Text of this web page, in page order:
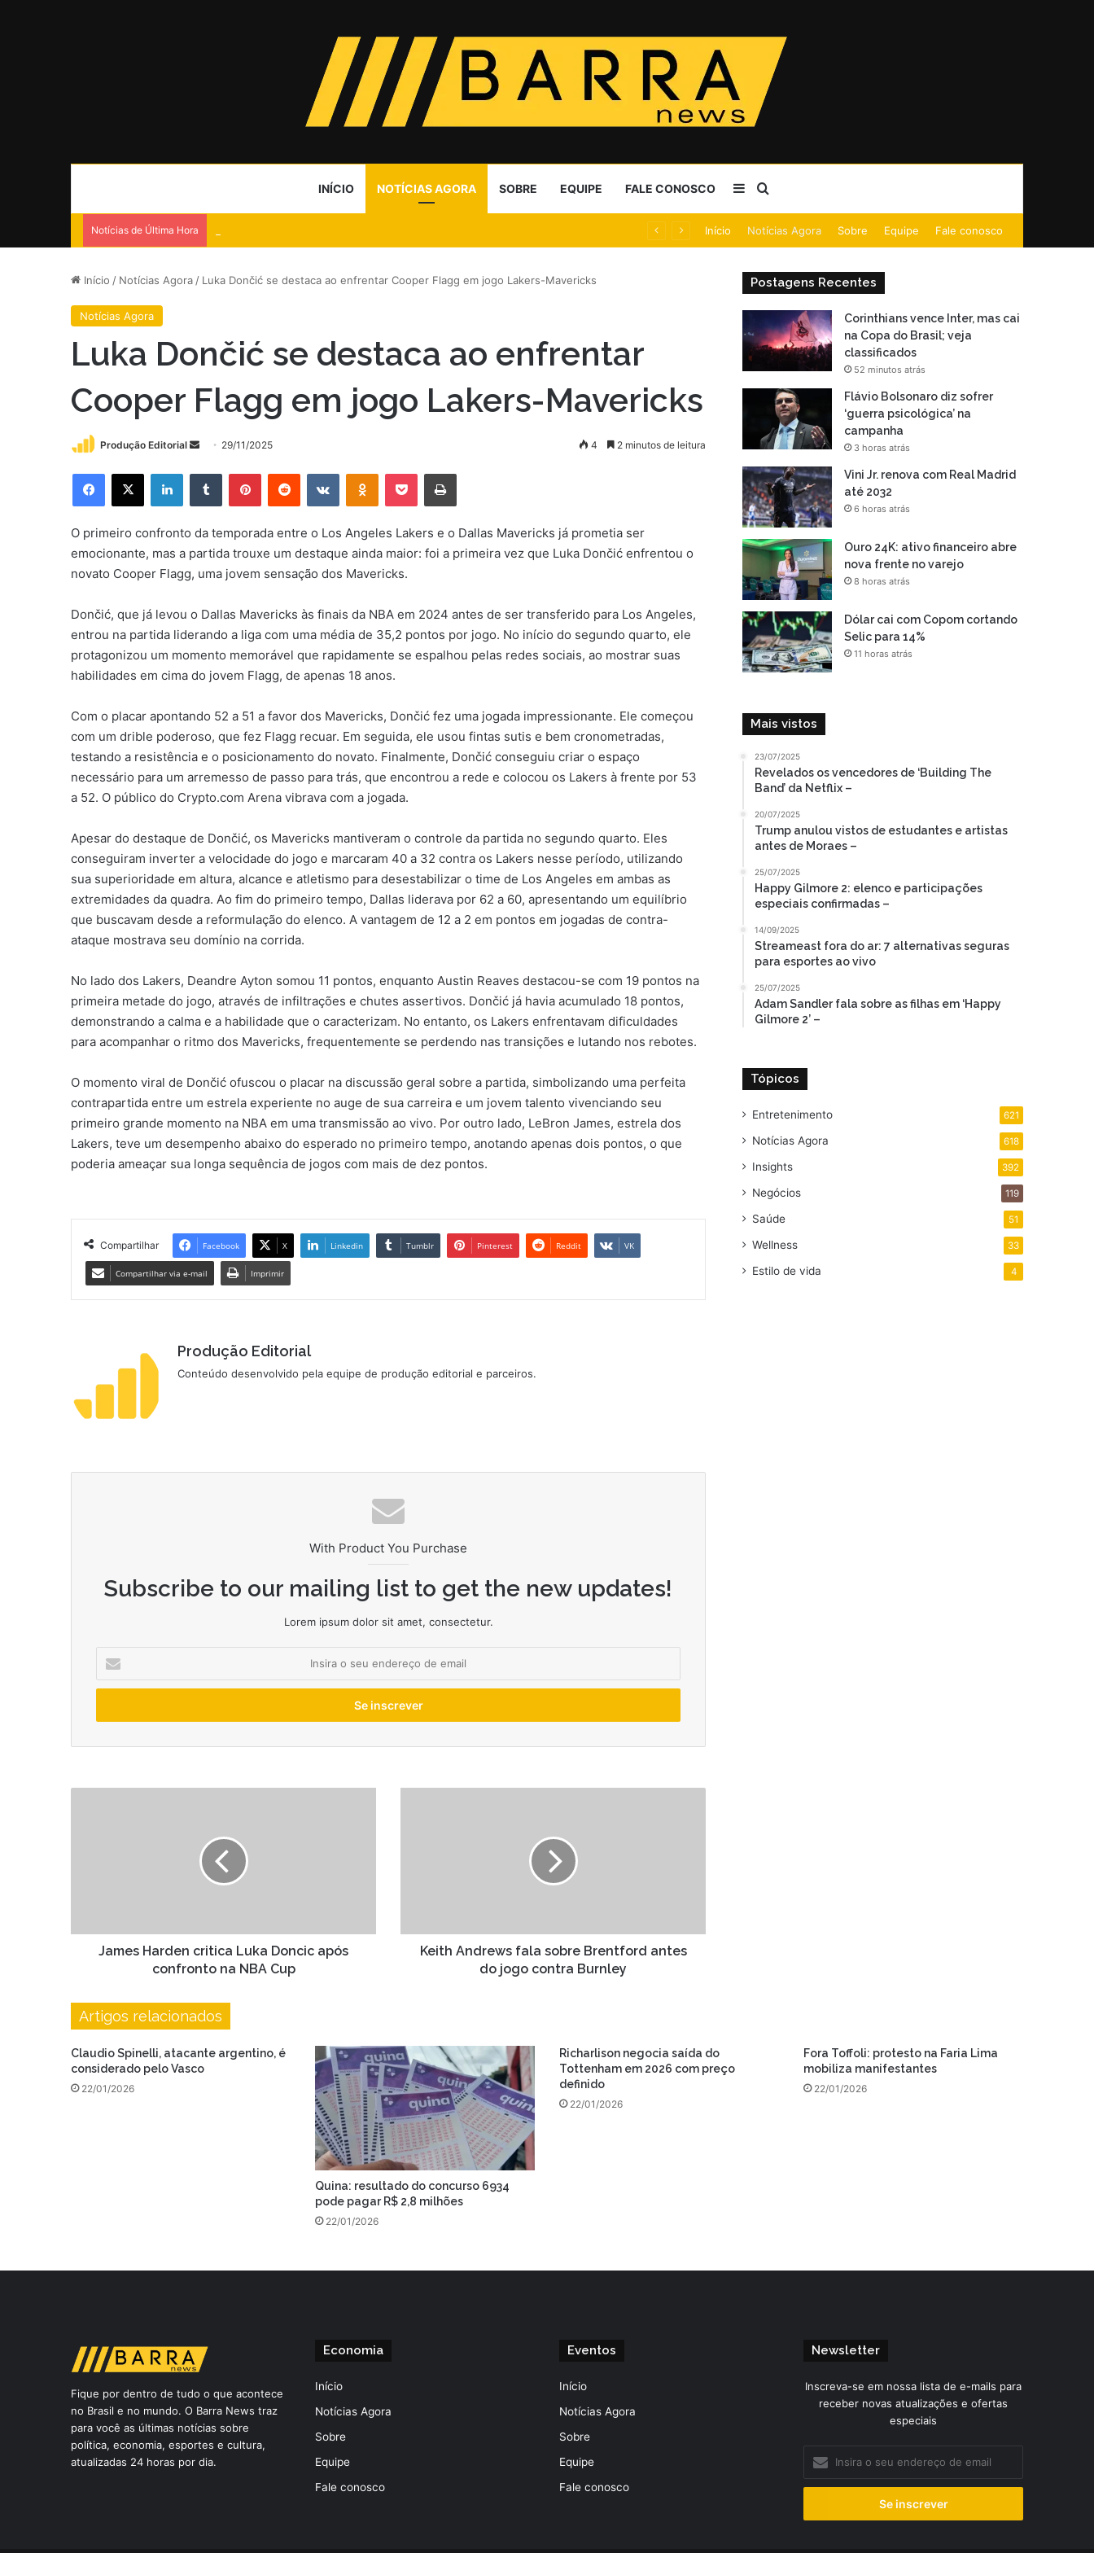
INÍCIO NOTÍCIAS AGORA SOBRE EQUIPE FALE CONOSCO Barra Lateral
Notícias de Última Hora Início Notícias Agora Sobre Equipe Fale conosco
Início / Notícias Agora / Luka Dončić se destaca ao enfrentar Cooper Flagg em jogo Lakers-Mavericks
Notícias Agora
Luka Dončić se destaca ao enfrentar
Cooper Flagg em jogo Lakers-Mavericks
Produção Editorial
Mande
e-
29/11/2025 4 2 minutos de leitura
Facebook
X LinkedinTumblr PinterestReddit VK OK Pocket Imprimir
O primeiro confronto da temporada entre o Los Angeles Lakers e o Dallas Mavericks já prometia ser
emocionante, mas a partida trouxe um destaque ainda maior: foi a primeira vez que Luka Dončić enfrentou o
novato Cooper Flagg, uma jovem sensação dos Mavericks.
Dončić, que já levou o Dallas Mavericks às finais da NBA em 2024 antes de ser transferido para Los Angeles,
entrou na partida liderando a liga com uma média de 35,2 pontos por jogo. No início do segundo quarto, ele
protagonizou um momento memorável que rapidamente se espalhou pelas redes sociais, ao mostrar suas
habilidades em cima do jovem Flagg, de apenas 18 anos.
Com o placar apontando 52 a 51 a favor dos Mavericks, Dončić fez uma jogada impressionante. Ele começou
com um drible poderoso, que fez Flagg recuar. Em seguida, ele usou fintas sutis e bem cronometradas,
testando a resistência e o posicionamento do novato. Finalmente, Dončić conseguiu criar o espaço
necessário para um arremesso de passo para trás, que encontrou a rede e colocou os Lakers à frente por 53
a 52. O público do Crypto.com Arena vibrava com a jogada.
Apesar do destaque de Dončić, os Mavericks mantiveram o controle da partida no segundo quarto. Eles
conseguiram inverter a velocidade do jogo e marcaram 40 a 32 contra os Lakers nesse período, utilizando
sua superioridade em altura, alcance e atletismo para desestabilizar o time de Los Angeles em ambas as
extremidades da quadra. Ao fim do primeiro tempo, Dallas liderava por 62 a 60, apresentando um equilíbrio
que buscavam desde a reformulação do elenco. A vantagem de 12 a 2 em pontos em jogadas de contra-
ataque mostrava seu domínio na corrida.
No lado dos Lakers, Deandre Ayton somou 11 pontos, enquanto Austin Reaves destacou-se com 19 pontos na
primeira metade do jogo, através de infiltrações e chutes assertivos. Dončić já havia acumulado 18 pontos,
demonstrando a calma e a habilidade que o caracterizam. No entanto, os Lakers enfrentavam dificuldades
para acompanhar o ritmo dos Mavericks, frequentemente se perdendo nas transições e lutando nos rebotes.
O momento viral de Dončić ofuscou o placar na discussão geral sobre a partida, simbolizando uma perfeita
contrapartida entre um estrela experiente no auge de sua carreira e um jovem talento vivenciando seu
primeiro grande momento na NBA em uma transmissão ao vivo. Por outro lado, LeBron James, estrela dos
Lakers, teve um desempenho abaixo do esperado no primeiro tempo, anotando apenas dois pontos, o que
poderia ameaçar sua longa sequência de jogos com mais de dez pontos.
Compartilhar Facebook X Linkedin Tumblr Pinterest Reddit VK
Compartilhar via e-mail Imprimir
Produção Editorial
Conteúdo desenvolvido pela equipe de produção editorial e parceiros.
With Product You Purchase
Subscribe to our mailing list to get the new updates!
Lorem ipsum dolor sit amet, consectetur.
seu
de
NBA
James Harden critica Luka Doncic após
confronto na NBA Cup
contra
BurnleyKeith Andrews fala sobre Brentford antes
do jogo contra Burnley
Postagens Recentes
Corinthians vence Inter, mas cai
na Copa do Brasil; veja
classificados
52 minutos atrás
Flávio Bolsonaro diz sofrer
‘guerra psicológica’ na
campanha
3 horas atrás
Vini Jr. renova com Real Madrid
até 2032
6 horas atrás
Ouro 24K: ativo financeiro abre
nova frente no varejo
8 horas atrás
Dólar cai com Copom cortando
Selic para 14%
11 horas atrás
Mais vistos
23/07/2025
Revelados os vencedores de ‘Building The
Band’ da Netflix –
20/07/2025
Trump anulou vistos de estudantes e artistas
antes de Moraes –
25/07/2025
Happy Gilmore 2: elenco e participações
especiais confirmadas –
14/09/2025
Streameast fora do ar: 7 alternativas seguras
para esportes ao vivo
25/07/2025
Adam Sandler fala sobre as filhas em ‘Happy
Gilmore 2’ –
Tópicos
Entretenimento 621
Notícias Agora 618
Insights 392
Negócios 119
Saúde 51
Wellness 33
Estilo de vida 4
Artigos relacionados
Claudio Spinelli, atacante argentino, é
considerado pelo Vasco
22/01/2026
Quina: resultado do concurso 6934
pode pagar R$ 2,8 milhões
22/01/2026
Richarlison negocia saída do
Tottenham em 2026 com preço
definido
22/01/2026
Fora Toffoli: protesto na Faria Lima
mobiliza manifestantes
22/01/2026
Fique por dentro de tudo o que acontece
no Brasil e no mundo. O Barra News traz
para você as últimas notícias sobre
política, economia, esportes e cultura,
atualizadas 24 horas por dia.
Economia
Início
Notícias Agora
Sobre
Equipe
Fale conosco
Eventos
Início
Notícias Agora
Sobre
Equipe
Fale conosco
Newsletter
Inscreva-se em nossa lista de e-mails para
receber novas atualizações e ofertas
especiais
seu
de